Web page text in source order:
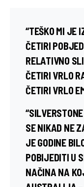
“TEŠKO MI JE
ČETIRI
RELATIVNO
ČETIRI VRLO
ČETIRI VRLO
SE NIKAD NE
JE GODINE
POBIJEDITI U
NAČINA NA